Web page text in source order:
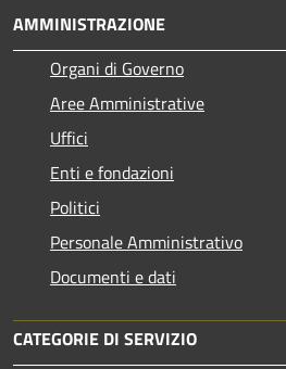
AMMINISTRAZIONE
Organi di Governo
Aree Amministrative
Uffici
Enti e fondazioni
Politici
Personale Amministrativo
Documenti e dati
CATEGORIE DI SERVIZIO